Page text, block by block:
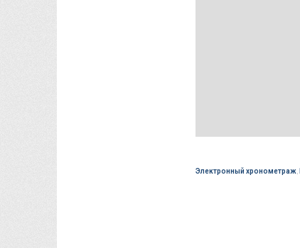
Электронный хронометраж,